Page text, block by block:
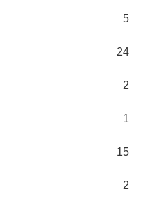
5
24
2
1
15
2